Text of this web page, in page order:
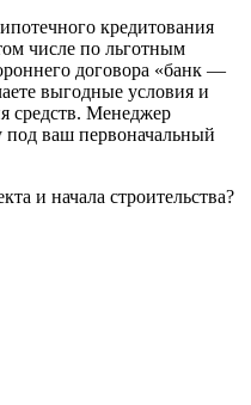
кредитования
числе по льготным
договора «банк —
выгодные условия и
средств. Менеджер
ваш первоначальный
и начала строительства?